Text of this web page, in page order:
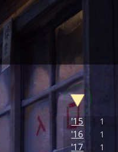
'15 1
'16 1
'17 1